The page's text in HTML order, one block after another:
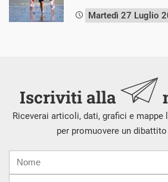
Martedì 27 Luglio
Iscriviti alla
Riceverai articoli, dati, grafici e
per promuovere un
mail